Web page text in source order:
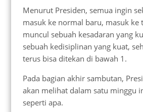
Menurut Presiden, semua ingin
masuk ke normal baru, masuk ke
muncul sebuah kesadaran yang
sebuah kedisiplinan yang kuat,
terus bisa ditekan di bawah 1.
Pada bagian akhir sambutan,
akan melihat dalam satu minggu
seperti apa.